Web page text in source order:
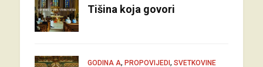
Tišina koja govori
GODINA A, PROPOVIJEDI , SVETKOVINE